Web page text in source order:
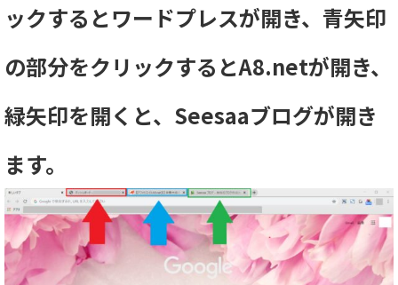
ックするとワードプレスが開き、青矢印
の部分をクリックするとA8.netが開き、
緑矢印を開くと、Seesaaブログが開き
ます。